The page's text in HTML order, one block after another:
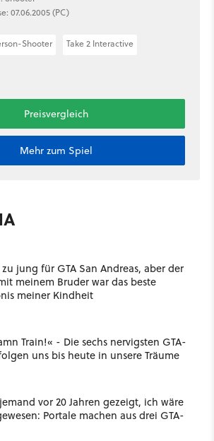
07.06.2005 (PC)
Shooter Take 2 Interactive
Preisvergleich
Mehr zum Spiel
jung für GTA San Andreas, aber der
meinem Bruder war das beste
meiner Kindheit
Train!« - Die sechs nervigsten GTA-
uns bis heute in unsere Träume
vor 20 Jahren gezeigt, ich wäre
Portale machen aus drei GTA-